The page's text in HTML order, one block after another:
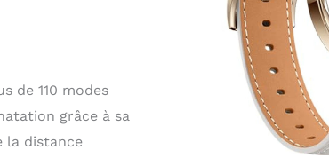
vous
montre.
de 110 modes
grâce à sa
la distance